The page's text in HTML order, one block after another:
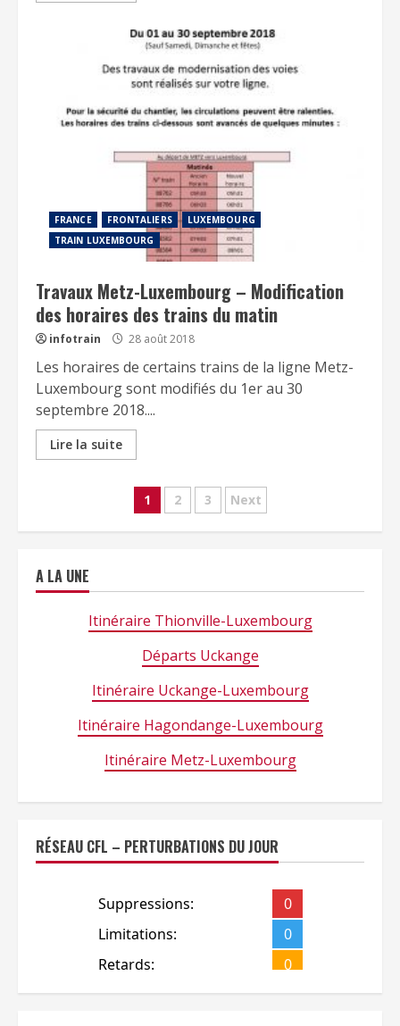
FRANCE FRONTALIERS
LUXEMBOURG
TRAIN LUXEMBOURG
Travaux Metz-Luxembourg – Modification
des horaires des trains du matin
infotrain 28 août 2018
Les horaires de certains trains de la ligne Metz-
Luxembourg sont modifiés du 1er au 30
septembre 2018....
Lire la suite
Navigation
des
1 2 3 Next
A LA UNE
Itinéraire Thionville-Luxembourg
Départs Uckange
Itinéraire Uckange-Luxembourg
Itinéraire Hagondange-Luxembourg
Itinéraire Metz-Luxembourg
RÉSEAU CFL – PERTURBATIONS DU JOUR